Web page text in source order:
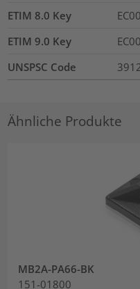
ETIM 8.0 Key
ETIM 9.0 Key
UNSPSC Code
Ähnliche Produkte
MB2A-PA66-BK
151-01800